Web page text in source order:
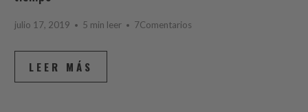
julio 17, 2019 5 min leer 7Comentarios
LEER MÁS